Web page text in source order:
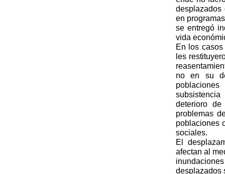
en
se entregó
vida
En los
les
no en su
deterioro
problemas
poblaciones
sociales.
El
afectan al
desplazados